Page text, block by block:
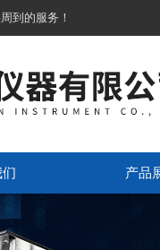
到的服务！
产品